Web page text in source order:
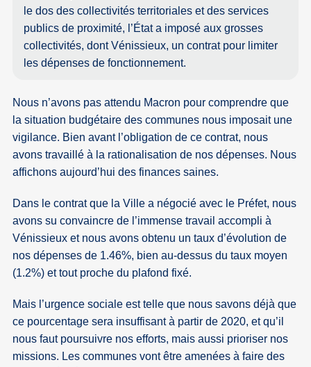
le dos des collectivités territoriales et des services
publics de proximité, l’État a imposé aux grosses
collectivités, dont Vénissieux, un contrat pour limiter
les dépenses de fonctionnement.
Nous n’avons pas attendu Macron pour comprendre que
la situation budgétaire des communes nous imposait une
vigilance. Bien avant l’obligation de ce contrat, nous
avons travaillé à la rationalisation de nos dépenses. Nous
affichons aujourd’hui des finances saines.
Dans le contrat que la Ville a négocié avec le Préfet, nous
avons su convaincre de l’immense travail accompli à
Vénissieux et nous avons obtenu un taux d’évolution de
nos dépenses de 1.46%, bien au-dessus du taux moyen
(1.2%) et tout proche du plafond fixé.
Mais l’urgence sociale est telle que nous savons déjà que
ce pourcentage sera insuffisant à partir de 2020, et qu’il
nous faut poursuivre nos efforts, mais aussi prioriser nos
missions. Les communes vont être amenées à faire des